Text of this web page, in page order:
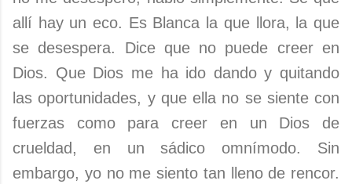
allí hay un eco. Es Blanca la que llora, la que
se desespera. Dice que no puede creer en
Dios. Que Dios me ha ido dando y quitando
las oportunidades, y que ella no se siente con
fuerzas como para creer en un Dios de
crueldad, en un sádico omnímodo. Sin
embargo, yo no me siento tan lleno de rencor.